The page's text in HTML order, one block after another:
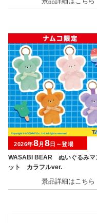
WASABI BEAR ぬいぐるみマ
ット カラフルver.
2026年8月 8日～登場